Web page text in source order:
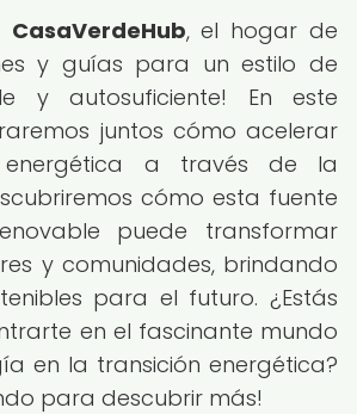
CasaVerdeHub, el hogar de
y guías para un estilo de
y autosuficiente! En este
juntos cómo acelerar
energética a través de la
cómo esta fuente
puede transformar
y comunidades, brindando
para el futuro. ¿Estás
en el fascinante mundo
en la transición energética?
para descubrir más!